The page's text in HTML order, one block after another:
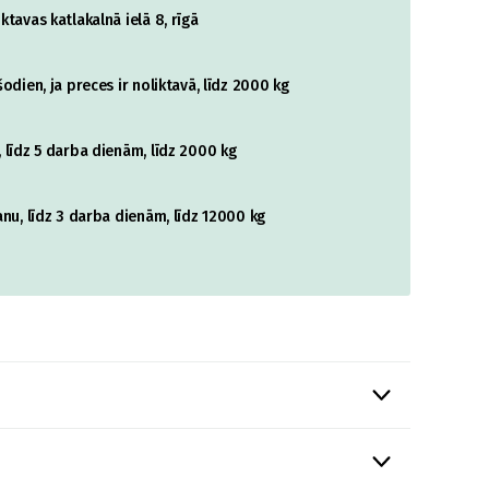
katlakalnā ielā 8, rīgā
ja preces ir noliktavā, līdz 2000 kg
5 darba dienām, līdz 2000 kg
līdz 3 darba dienām, līdz 12000 kg